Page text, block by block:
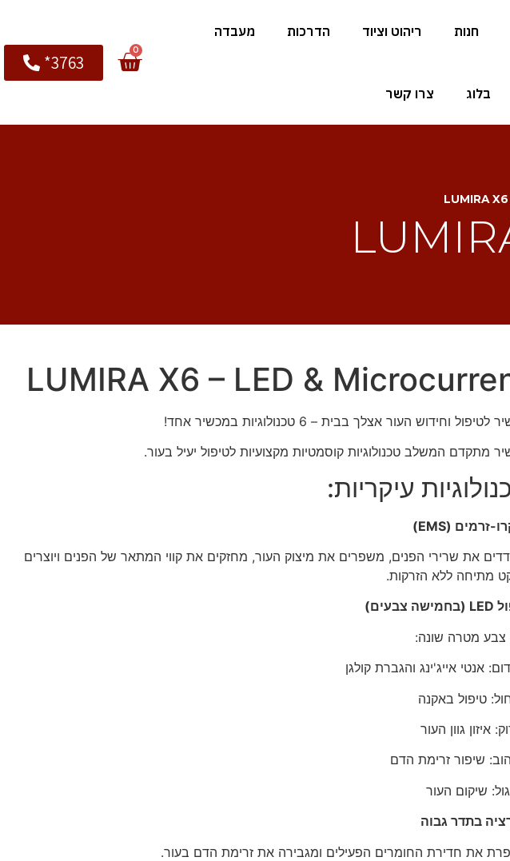
חנות ריהוט וציוד הדרכות מעבדה
בלוג צרו קשר
0
3763*
LUMIRA X6 – LED &
לטיפול וחידוש העור אצלך בבית – 6 טכנולוגיות במכשיר אחד!
מתקדם המשלב טכנולוגיות קוסמטיות מקצועיות לטיפול יעיל בעור.
עיקריות:
זרמים (EMS
)
את שרירי הפנים, משפרים את מיצוק העור, מחזקים את קווי המתאר של הפנים ויוצרים
מתיחה ללא הזרקות.
LED (בחמישה צבעים)
צבע מטרה שונה:
אנטי אייג'ינג והגברת קולגן
טיפול באקנה
איזון גוון העור
שיפור זרימת הדם
שיקום העור
בתדר גבוה
את חדירת החומרים הפעילים ומגבירה את זרימת הדם בעור.